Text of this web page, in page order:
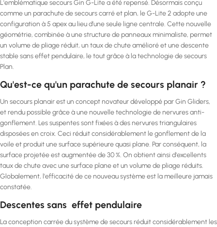
L'emblématique secours Gin G-Lite a été repensé. Désormais conçu
comme un parachute de secours carré et plan, le G-Lite 2 adopte une
configuration à 5 apex au lieu d’une seule ligne centrale. Cette nouvelle
géométrie, combinée à une structure de panneaux minimaliste, permet
un volume de pliage réduit, un taux de chute amélioré et une descente
stable sans effet pendulaire, le tout grâce à la technologie de secours
Plan.
Qu'est-ce qu'un parachute de secours planair ?
Un secours planair est un concept novateur développé par Gin Gliders,
et rendu possible grâce à une nouvelle technologie de nervures anti-
gonflement. Les suspentes sont fixées à des nervures triangulaires
disposées en croix. Ceci réduit considérablement le gonflement de la
voile et produit une surface supérieure quasi plane. Par conséquent, la
surface projetée est augmentée de 30 %. On obtient ainsi d'excellents
taux de chute avec une surface plane et un volume de pliage réduits.
Globalement, l'efficacité de ce nouveau système est la meilleure jamais
constatée.
Descentes sans effet pendulaire
La conception carrée du système de secours réduit considérablement les